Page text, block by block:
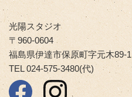
光陽スタジオ
〒960-0604
福島県伊達市保原町字元木89-1
TEL 024-575-3480(代)